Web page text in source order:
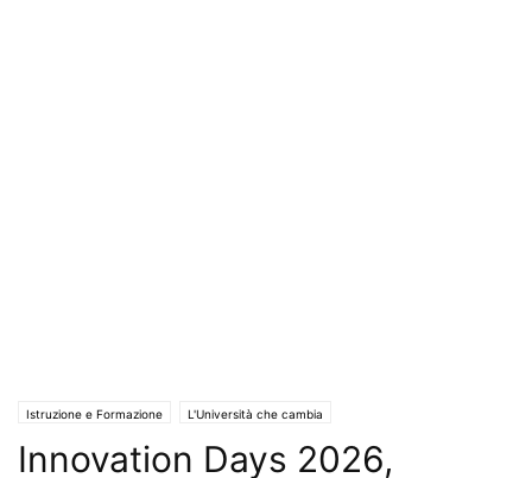
Istruzione e Formazione L'Università che cambia
Innovation Days 2026,